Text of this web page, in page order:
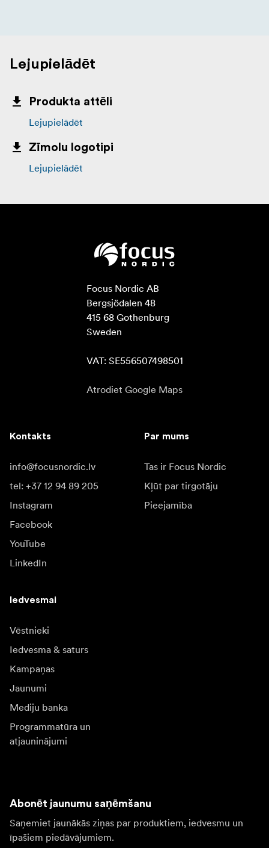
Lejupielādēt
Produkta attēli
Lejupielādēt
Zīmolu logotipi
Lejupielādēt
Focus Nordic AB
Bergsjödalen 48
415 68 Gothenburg
Sweden
VAT: SE556507498501
Atrodiet Google Maps
Kontakts
info@focusnordic.lv
tel: +37 12 94 89 205
Instagram
Facebook
YouTube
LinkedIn
Par mums
Tas ir Focus Nordic
Kļūt par tirgotāju
Pieejamība
Iedvesmai
Vēstnieki
Iedvesma & saturs
Kampaņas
Jaunumi
Mediju banka
Programmatūra un
atjauninājumi
Abonēt jaunumu saņēmšanu
Saņemiet jaunākās ziņas par produktiem, iedvesmu un
īpašiem piedāvājumiem.